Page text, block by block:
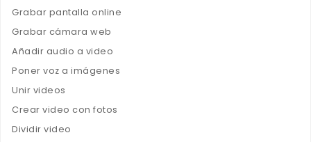
Grabar pantalla online
Grabar cámara web
Añadir audio a video
Poner voz a imágenes
Unir videos
Crear video con fotos
Dividir video